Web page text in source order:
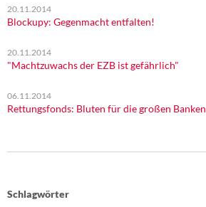
20.11.2014
Blockupy: Gegenmacht entfalten!
20.11.2014
"Machtzuwachs der EZB ist gefährlich"
06.11.2014
Rettungsfonds: Bluten für die großen Banken
Schlagwörter